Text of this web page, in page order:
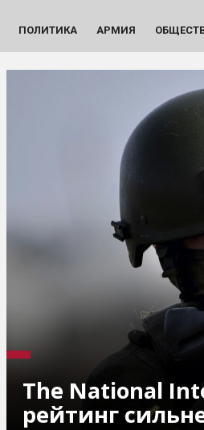
ПОЛИТИКА АРМИЯ
The National
рейтинг